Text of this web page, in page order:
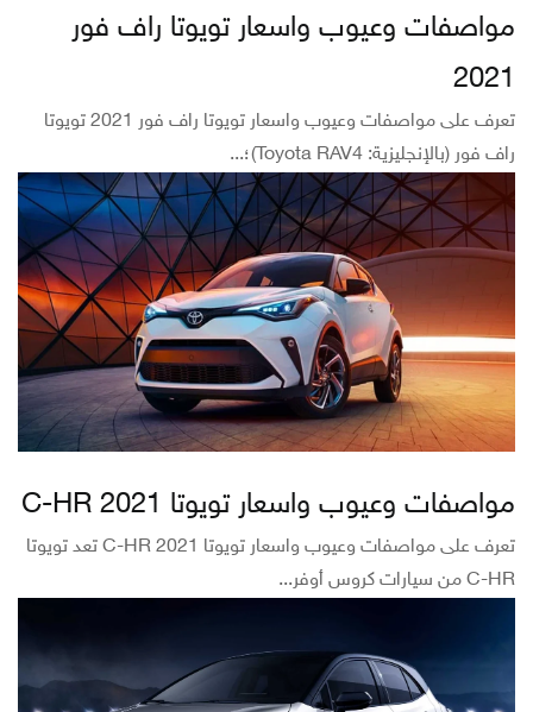
مواصفات وعيوب واسعار تويوتا راف فور
2021
تعرف على مواصفات وعيوب واسعار تويوتا راف فور 2021 تويوتا
راف فور (بالإنجليزية: Toyota RAV4)؛...
مواصفات وعيوب واسعار تويوتا C-HR 2021
تعرف على مواصفات وعيوب واسعار تويوتا C-HR 2021 تعد تويوتا
C-HR من سيارات كروس أوفر...